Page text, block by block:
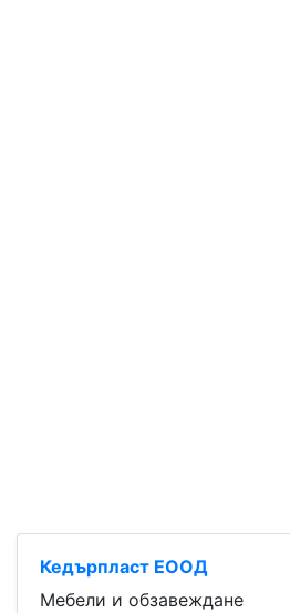
Кедърпласт ЕООД
Мебели и обзавеждане